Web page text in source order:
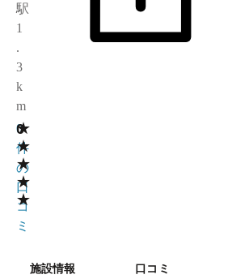
駅
1
.
3
k
m
★
★
★
★
★
0
0
件
の
口
コ
ミ
施設情報 口コミ